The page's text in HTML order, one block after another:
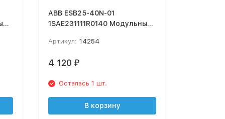
ABB ESB25-40N-01
1SAE231111R0140 Модульный
(Катушка 24V AC/DC)
Артикул: 14254
4 120 ₽
Осталась 1 шт.
В корзину